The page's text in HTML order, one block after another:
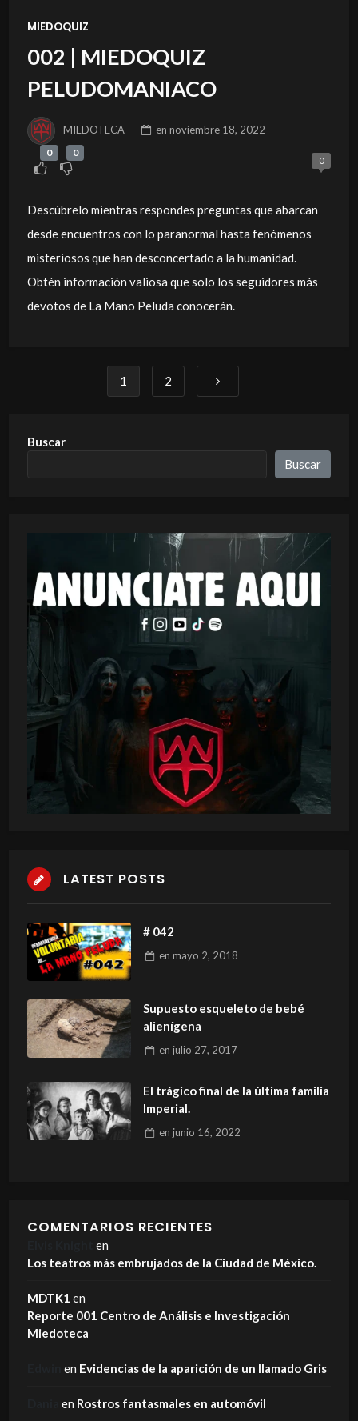
MIEDOQUIZ
002 | MIEDOQUIZ
PELUDOMANIACO
MIEDOTECA ennoviembre 18, 2022
0 0
0
Descúbrelo mientras respondes preguntas que abarcan
desde encuentros con lo paranormal hasta fenómenos
misteriosos que han desconcertado a la humanidad.
Obtén información valiosa que solo los seguidores más
devotos de La Mano Peluda conocerán.
1 2
Buscar
Buscar
LATEST POSTS
# 042
en mayo 2, 2018
Supuesto esqueleto de bebé
alienígena
en julio 27, 2017
El trágico final de la última familia
Imperial.
en junio 16, 2022
COMENTARIOS RECIENTES
en
Los teatros más embrujados de la Ciudad de México.
MDTK1 en
Reporte 001 Centro de Análisis e Investigación
Miedoteca
en Evidencias de la aparición de un llamado Gris
en Rostros fantasmales en automóvil